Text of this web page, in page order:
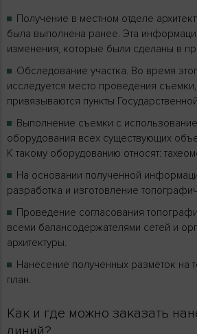
Получение в местном отделе
была выполнена ранее. Эта
изменения, которые были сделаны в
Обследование участка. Во время
исследуется место проведения
привязываются пункты
Выполнение съемки с
оборудования всех существующих
К такому оборудованию относят:
На основании полученной
разработка и изготовление
Проведение согласования
всеми балансодержателями сетей и
архитектуры.
Нанесение полученных разметок на
план.
Как и где можно заказать